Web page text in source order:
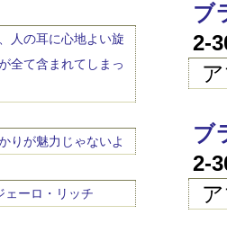
人の耳に心地よい旋
全て含まれてしまっ
りが魅力じゃないよ
ェーロ・リッチ
ブ
2-
ブ
2-